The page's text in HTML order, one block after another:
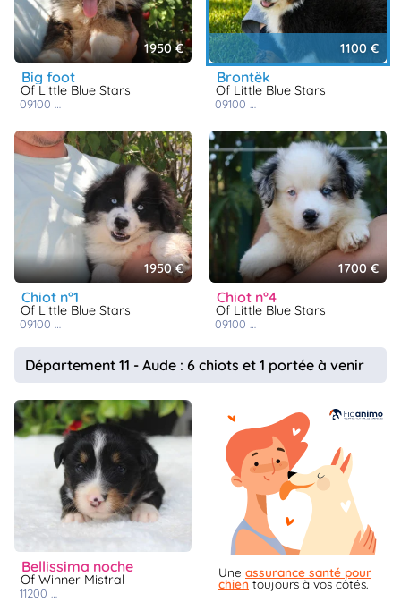
1950 €
big foot
Of Little Blue Stars
09100
1100 €
brontëk
Of Little Blue Stars
09100
1950 €
chiot n°1
Of Little Blue Stars
09100
1700 €
chiot n°4
Of Little Blue Stars
09100
Département 11 - Aude : 6 chiots et 1 portée à venir
bellissima noche
Of Winner Mistral
11200
Une assurance santé pour
chientoujours à vos côtés.